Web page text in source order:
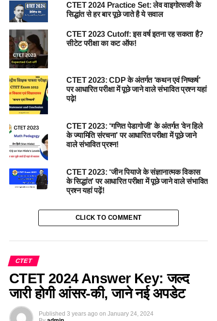
CTET 2024 Practice Set: लेव वाइगोत्सकी के
सिद्धांत से हर बार पूछे जाते है ये सवाल
CTET 2023 Cutoff: इस वर्ष इतना रह सकता है?
सीटेट परीक्षा का कट ऑफ!
CTET 2023: CDP के अंतर्गत ‘कथन एवं निष्कर्ष’
पर आधारित परीक्षा में पूछे जाने वाले संभावित प्रश्न यहां
पढ़े!
CTET 2023: ‘गणित पेडागोजी’ के अंतर्गत ‘वेन हिले
के ज्यामिति संरचना’ पर आधारित परीक्षा में पूछे जाने
वाले संभावित प्रश्न!
CTET 2023: ‘जीन पियाजे के संज्ञानात्मक विकास
के सिद्धांत’ पर आधारित परीक्षा में पूछे जाने वाले संभावित
प्रश्न यहां पढ़ें!
CLICK TO COMMENT
CTET
CTET 2024 Answer Key: जल्द
जारी होगी आंसर-की, जाने नई अपडेट
Published 3 years ago on January 24, 2024